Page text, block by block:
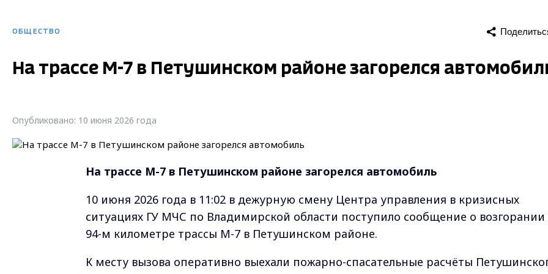
ОБЩЕСТВО
На трассе М-7 в Петушинском районе загорелся
Опубликовано: 10 июня 2026 года
На трассе М-7 в Петушинском районе загорелся автомобиль
10 июня 2026 года в 11:02 в дежурную смену Центра управления в кризисных
ситуациях ГУ МЧС по Владимирской области поступило сообщение о возгорании
94-м километре трассы М-7 в Петушинском районе.
К месту вызова оперативно выехали пожарно-спасательные расчёты